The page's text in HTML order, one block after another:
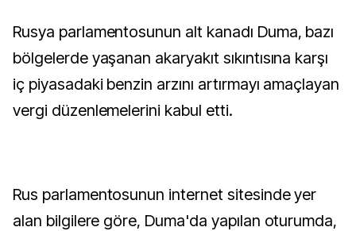
Rusya parlamentosunun alt kanadı Duma, bazı
bölgelerde yaşanan akaryakıt sıkıntısına karşı
iç piyasadaki benzin arzını artırmayı amaçlayan
vergi düzenlemelerini kabul etti.
Rus parlamentosunun internet sitesinde yer
alan bilgilere göre, Duma'da yapılan oturumda,